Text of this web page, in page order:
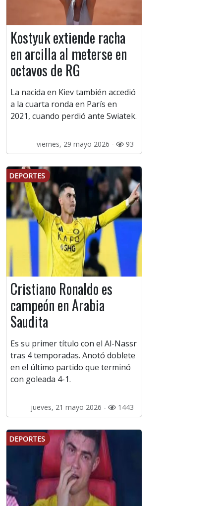
Kostyuk extiende racha
en arcilla al meterse en
octavos de RG
La nacida en Kiev también accedió
a la cuarta ronda en París en
2021, cuando perdió ante Swiatek.
viernes, 29 mayo 2026 - 93
DEPORTES
Cristiano Ronaldo es
campeón en Arabia
Saudita
Es su primer título con el Al-Nassr
tras 4 temporadas. Anotó doblete
en el último partido que terminó
con goleada 4-1.
jueves, 21 mayo 2026 - 1443
DEPORTES